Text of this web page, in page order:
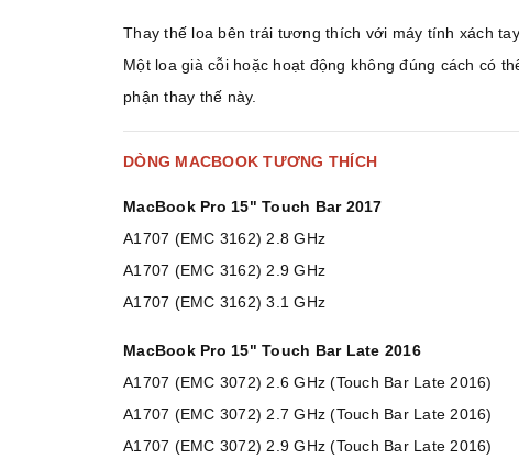
Thay thế loa bên trái tương thích với máy tính xách
Một loa già cỗi hoặc hoạt động không đúng cách có
phận thay thế này.
DÒNG MACBOOK TƯƠNG THÍCH
MacBook Pro 15" Touch Bar 2017
A1707 (EMC 3162) 2.8 GHz
A1707 (EMC 3162) 2.9 GHz
A1707 (EMC 3162) 3.1 GHz
MacBook Pro 15" Touch Bar Late 2016
A1707 (EMC 3072) 2.6 GHz (Touch Bar Late 2016)
A1707 (EMC 3072) 2.7 GHz (Touch Bar Late 2016)
A1707 (EMC 3072) 2.9 GHz (Touch Bar Late 2016)